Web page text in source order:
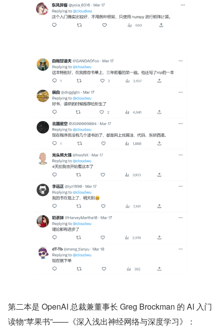
第二本是 OpenAI 总裁兼董事长 Greg Brockman 的 AI 入门
读物“苹果书”——《深入浅出神经网络与深度学习》：